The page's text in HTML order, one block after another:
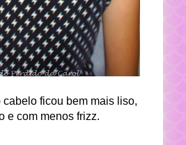
cabelo ficou bem mais liso,
e com menos frizz.